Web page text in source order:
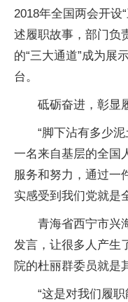
2018年全国两会开设
述履职故事，部门负
的“三大通道”成为展
台。
砥砺奋进，彰
“脚下沾有多少
一名来自基层的全国
服务和努力，通过一
实感受到我们党就是
青海省西宁市兴
发言，让很多人产生
院的杜丽群委员就是
“这是对我们履